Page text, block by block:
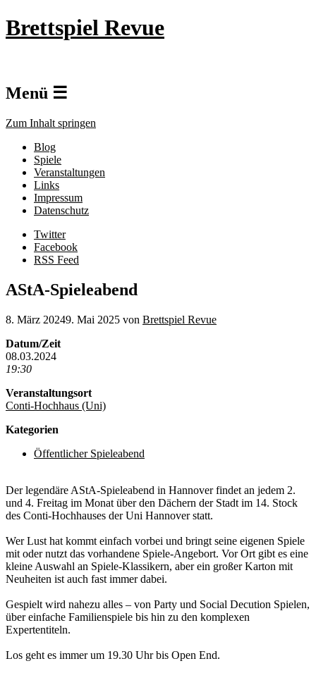
Brettspiel Revue
Menü ☰
Zum Inhalt springen
Blog
Spiele
Veranstaltungen
Links
Impressum
Datenschutz
Twitter
Facebook
RSS Feed
AStA-Spieleabend
8. März 20249. Mai 2025 von Brettspiel Revue
Datum/Zeit
08.03.2024
19:30
Veranstaltungsort
Conti-Hochhaus (Uni)
Kategorien
Öffentlicher Spieleabend
Der legendäre AStA-Spieleabend in Hannover findet an jedem 2.
und 4. Freitag im Monat über den Dächern der Stadt im 14. Stock
des Conti-Hochhauses der Uni Hannover statt.
Wer Lust hat kommt einfach vorbei und bringt seine eigenen Spiele
mit oder nutzt das vorhandene Spiele-Angebort. Vor Ort gibt es eine
kleine Auswahl an Spiele-Klassikern, aber ein großer Karton mit
Neuheiten ist auch fast immer dabei.
Gespielt wird nahezu alles – von Party und Social Decution Spielen,
über einfache Familienspiele bis hin zu den komplexen
Expertentiteln.
Los geht es immer um 19.30 Uhr bis Open End.